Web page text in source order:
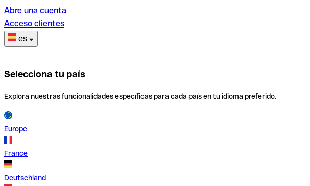
Abre una cuenta
Acceso clientes
es
Selecciona tu país
Explora nuestras funcionalidades específicas para cada país en tu idioma preferido.
Europe
France
Deutschland